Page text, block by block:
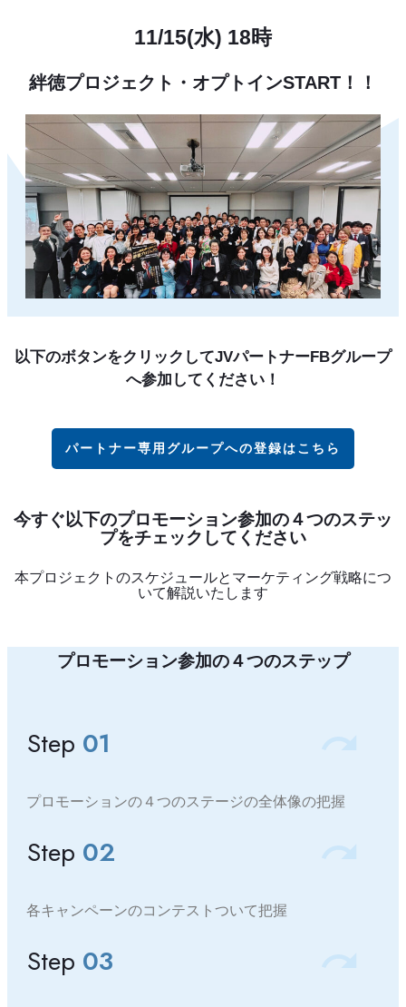
11/15(水) 18時
絆徳プロジェクト・オプトインSTART！！
以下のボタンをクリックしてJVパートナーFBグループ
へ参加してください！
パートナー専用グループへの登録はこちら
今すぐ以下のプロモーション参加の４つのステッ
プをチェックしてください
本プロジェクトのスケジュールとマーケティング戦略につ
いて解説いたします
プロモーション参加の４つのステップ
Step 01
プロモーションの４つのステージの全体像の把握
Step 02
各キャンペーンのコンテストついて把握
Step 03